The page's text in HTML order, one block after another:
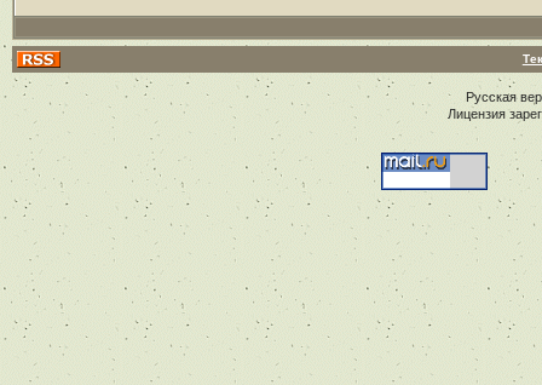
Русская
Лицензия